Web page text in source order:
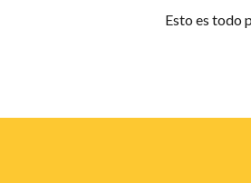
Esto es todo